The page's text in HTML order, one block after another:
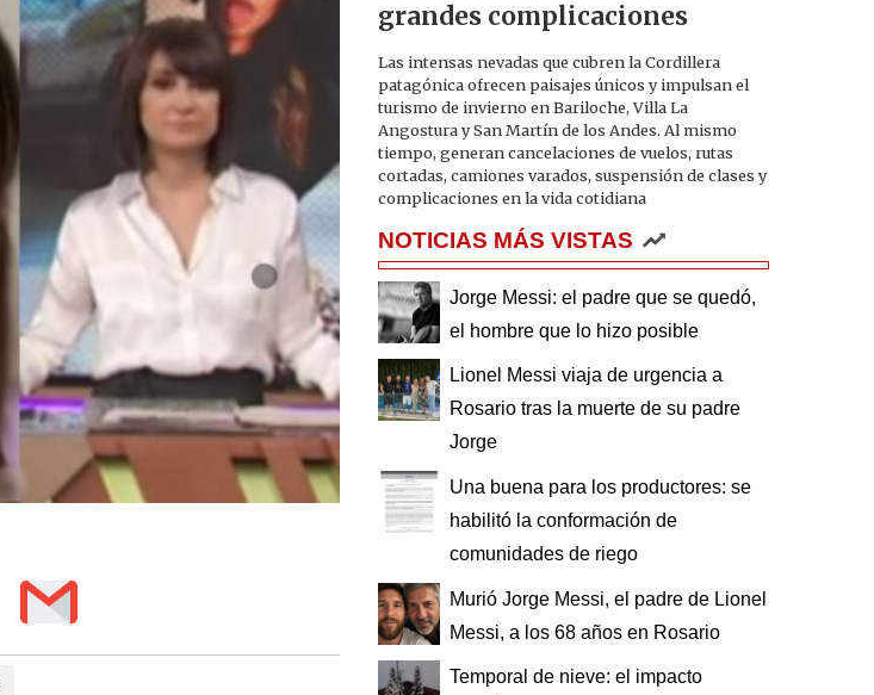
grandes complicaciones
Las intensas nevadas que cubren la Cordillera
patagónica ofrecen paisajes únicos y impulsan el
turismo de invierno en Bariloche, Villa La
Angostura y San Martín de los Andes. Al mismo
tiempo, generan cancelaciones de vuelos, rutas
cortadas, camiones varados, suspensión de clases y
complicaciones en la vida cotidiana
NOTICIAS MÁS VISTAS
Jorge Messi: el padre que se quedó,
el hombre que lo hizo posible
Lionel Messi viaja de urgencia a
Rosario tras la muerte de su padre
Jorge
Una buena para los productores: se
habilitó la conformación de
comunidades de riego
Murió Jorge Messi, el padre de Lionel
Messi, a los 68 años en Rosario
Temporal de nieve: el impacto